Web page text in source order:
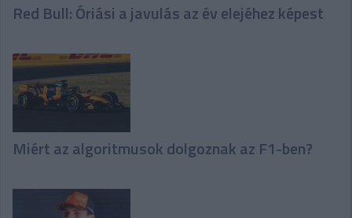
Red Bull: Óriási a javulás az év elejéhez képest
Miért az algoritmusok dolgoznak az F1-ben?